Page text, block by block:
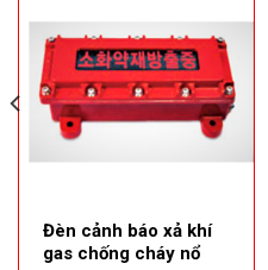
Đèn cảnh báo xả khí
gas chống cháy nổ